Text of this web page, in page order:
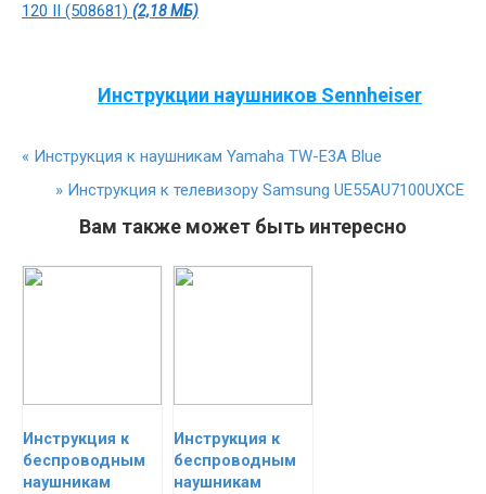
120 II (508681) (2,18 МБ)
Инструкции наушников Sennheiser
« Инструкция к наушникам Yamaha TW-E3A Blue
» Инструкция к телевизору Samsung UE55AU7100UXCE
Вам также может быть интересно
Инструкция к
беспроводным
наушникам
Инструкция к
беспроводным
наушникам